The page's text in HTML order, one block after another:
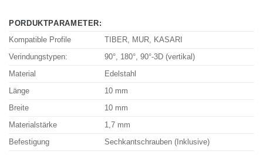
PORDUKTPARAMETER:
Kompatible Profile
TIBER, MUR, KASARI
Verindungstypen: 90°, 180°, 90°-3D (vertikal)
Material Edelstahl
Länge 10 mm
Breite 10 mm
Materialstärke 1,7 mm
Befestigung Sechkantschrauben (Inklusive)